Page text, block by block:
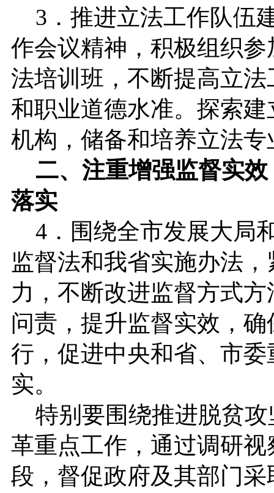
3．推进立法工作队伍
作会议精神，积极组织
法培训班，不断提高立
和职业道德水准。探索
机构，储备和培养立法
二、注重增强监督实
落实
4．围绕全市发展大局
监督法和我省实施办法
力，不断改进监督方式
问责，提升监督实效，
行，促进中央和省、市
实。
特别要围绕推进脱贫攻
革重点工作，通过调研
段，督促政府及其部门